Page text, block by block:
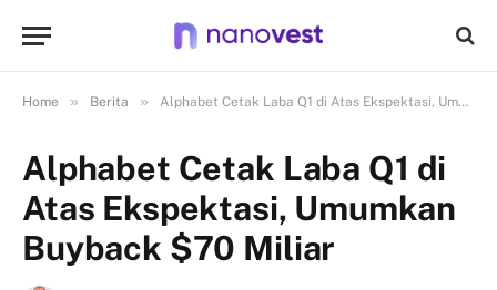
Home » Berita » Alphabet Cetak Laba Q1 di Atas Ekspektasi, Umumkan Buyback $70 Miliar
Alphabet Cetak Laba Q1 di
Atas Ekspektasi, Umumkan
Buyback $70 Miliar